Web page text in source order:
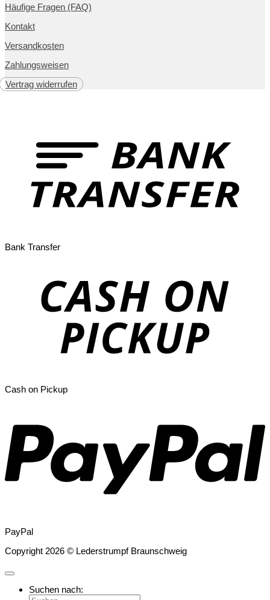
Häufige Fragen (FAQ)
Kontakt
Versandkosten
Zahlungsweisen
Vertrag widerrufen
Bank Transfer
Cash on Pickup
PayPal
Copyright 2026 © Lederstrumpf Braunschweig
Suchen nach: